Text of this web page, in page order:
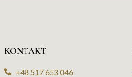
KONTAKT
+48 517 653 046